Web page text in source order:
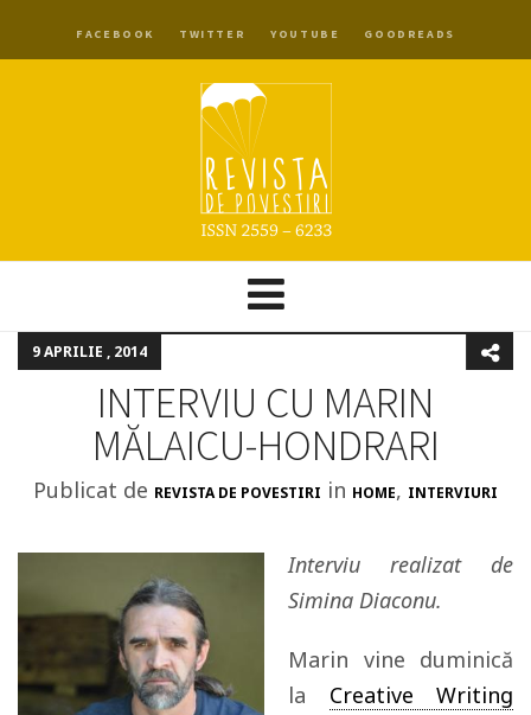
FACEBOOK TWITTER YOUTUBE GOODREADS
9 APRILIE , 2014
INTERVIU CU MARIN
MĂLAICU-HONDRARI
Publicat de REVISTA DE POVESTIRI in HOME, INTERVIURI
Interviu realizat de
Simina Diaconu.
Marin vine duminică
la Creative Writing